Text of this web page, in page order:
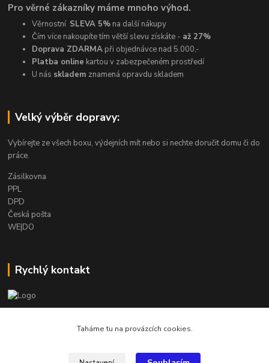
Pro věrné zákazníky máme mnoho výhod.
Věrnostní SLEVA 5% na další nákupy
Čím více nakoupíte tím větší slevu získáte - až 27%
Doprava ZDARMA při objednávce nad 5.000,-
Platba online kartou v zabezpečeném prostředí
U nás skladem znamená opravdu skladem
Velký výběr dopravy:
Vybírejte ze všech boxu, výdejních mít nebo si nechte doručit domu či do
práce.
Zásilkovna
PPL
DPD
Česká pošta
WE|DO
Rychlý kontakt
info@armygalanterie.czTaháme tu na provázcích cookies.